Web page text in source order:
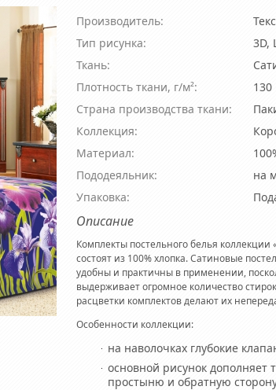
Производитель:
Тип рисунка:
3D,
Ткань:
Плотность ткани, г/м²:
130
Страна производства ткани:
Коллекция:
Материал:
Пододеяльник:
на
Упаковка:
Описание
Комплекты постельного белья коллекции
состоят из 100% хлопка. Сатиновые
удобны и практичны в применении,
выдерживает огромное количество
расцветки комплектов делают их
Особенности коллекции:
на наволочках глубокие
основной рисунок дополняет
простыню и обратную